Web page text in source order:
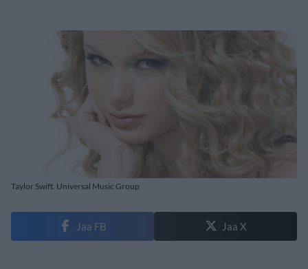
Taylor Swift. Universal Music Group
Jaa FB Jaa X